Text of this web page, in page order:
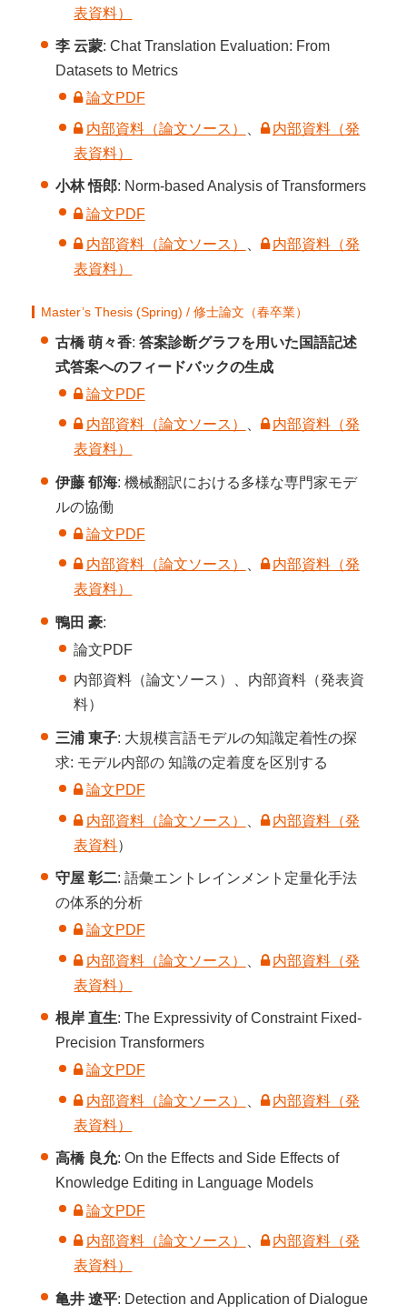
表資料）
李 云蒙: Chat Translation Evaluation: From
Datasets to Metrics
論文PDF
内部資料（論文ソース）
内部資料（発
表資料）
小林 悟郎: Norm-based Analysis of Transformers
論文PDF
内部資料（論文ソース）
内部資料（発
表資料）
Master’s Thesis (Spring) / 修士論文（春卒業）
古橋 萌々香: 答案診断グラフを用いた国語記述
式答案へのフィードバックの生成
論文PDF
内部資料（論文ソース）
内部資料（発
表資料）
伊藤 郁海: 機械翻訳における多様な専門家モデ
ルの協働
論文PDF
内部資料（論文ソース）
内部資料（発
表資料）
鴨田 豪:
論文PDF
内部資料（論文ソース）、内部資料（発表資
料）
三浦 東子: 大規模言語モデルの知識定着性の探
求: モデル内部の 知識の定着度を区別する
論文PDF
内部資料（論文ソース）
内部資料（発
表資料）
守屋 彰二: 語彙エントレインメント定量化手法
の体系的分析
論文PDF
内部資料（論文ソース）
内部資料（発
表資料）
根岸 直生: The Expressivity of Constraint Fixed-
Precision Transformers
論文PDF
内部資料（論文ソース）
内部資料（発
表資料）
高橋 良允: On the Effects and Side Effects of
Knowledge Editing in Language Models
論文PDF
内部資料（論文ソース）
内部資料（発
表資料）
亀井 遼平: Detection and Application of Dialogue